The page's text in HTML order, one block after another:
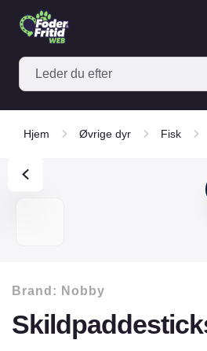
Hjem Øvrige dyr Fisk
Brand: Nobby